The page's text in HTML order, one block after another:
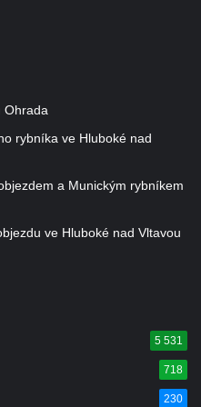
v Duchcově
fresky v
Ohrada
rybníka ve Hluboké nad
a Munickým rybníkem
ve Hluboké nad Vltavou
5 531
718
230